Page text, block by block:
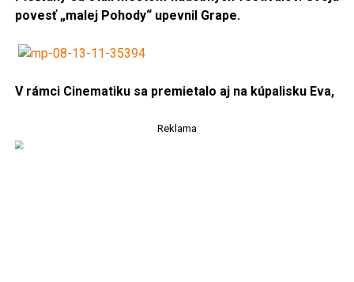
povesť „malej Pohody“ upevnil Grape.
V rámci Cinematiku sa premietalo aj na kúpalisku Eva,
Reklama